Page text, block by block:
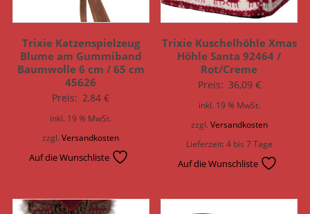
Trixie Katzenspielzeug
Blume am Gummiband
Baumwolle 6 cm / 65 cm
45626
Preis: 2,84€
inkl. 19 % MwSt.
zzgl.Versandkosten
Auf die Wunschliste
Trixie Kuschelhöhle Xmas
Höhle Santa 92464 /
Rot/Creme
Preis: 36,09 €
inkl. 19 % MwSt.
zzgl. Versandkosten
Lieferzeit:4 bis 7 Tage
Auf die Wunschliste